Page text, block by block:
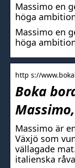
Massimo en
höga
Massimo en
höga
http s://
Boka
Massimo är
Växjö som
vällagade
italienska